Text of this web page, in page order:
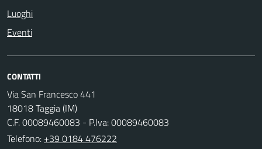
Luoghi
Eventi
CONTATTI
Via San Francesco 441
18018 Taggia (IM)
C.F. 00089460083 - P.Iva: 00089460083
Telefono: +39 0184 476222